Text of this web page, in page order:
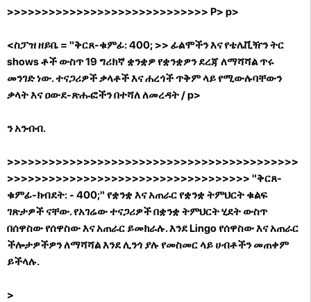
>>>>>>>>>>>>>>>>>>>>>>>>>>>>> P> p>
<ስፓዝ ዘይቤ = "ቅርጸ-ቁምፊ: 400; >> ፊልሞችን እና የቴሌቪዥን ትር
shows ቶች ውስጥ 19 ግሪክኛ ቋንቋዎ የቋንቋዎን ደረጃ ለማሻሻል ጥሩ
መንገድ ነው. ተናጋሪዎች ቃላቶች እና ሐረጎች ጥቅም ላይ የሚውሉባቸውን
ቃላት እና ዐውደ-ጽሑፎችን በተሻለ ለመረዳት / p>
ን አንብብ.
>>>>>>>>>>>>>>>>>>>>>>>>>>>>>>>>>>>>>>>>>>
>>>>>>>>>>>>>>>>>>>>>>>>>>>>>>>>>>> "ቅርጸ-
ቁምፊ-ክብደት: - 400;" የቋንቋ እና አጠራር የቋንቋ ትምህርት ቁልፍ
ገጽታዎች ናቸው. የአገሬው ተናጋሪዎች በቋንቋ ትምህርት ሂደት ውስጥ
በሰዋስው የሰዋስው እና አጠራር ይመክራሉ. እንደ Lingo የሰዋስው እና አጠራር
ችሎታዎችዎን ለማሻሻል እንደ ሊንጎ ያሉ የመስመር ላይ ሀብቶችን መጠቀም
ይችላሉ.
>